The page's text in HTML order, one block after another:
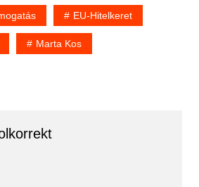
EU-Hitelkeret
Marta Kos